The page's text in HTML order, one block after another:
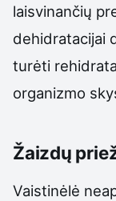
laisvinančių
dehidratacijai
turėti
organizmo
Žaizdų
Vaistinėlė